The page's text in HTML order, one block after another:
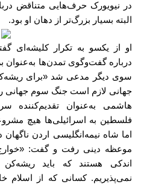
در نیویورک حرف‌هایی متناقض
البته بسیار بزرگ‌تر از دهان او بود.
او از یکسو به تکرار کلیشه‌ای
درباره گفت‌وگوی تمدن‌ها
سوی دیگر مدعی شد«برای
جهانی لازم است جنگ سوم جهانی را
هاشمی به‌عنوان تقدیم‌کننده
فلسطین به اسرائیلی‌ها هیچ
اما شاه نیمه‌انگلیسی اردن
موعظه دینی رفت و گفت: «
اندکی هستند که باید
نمی‌پذیریم.کسانی که از اسلام